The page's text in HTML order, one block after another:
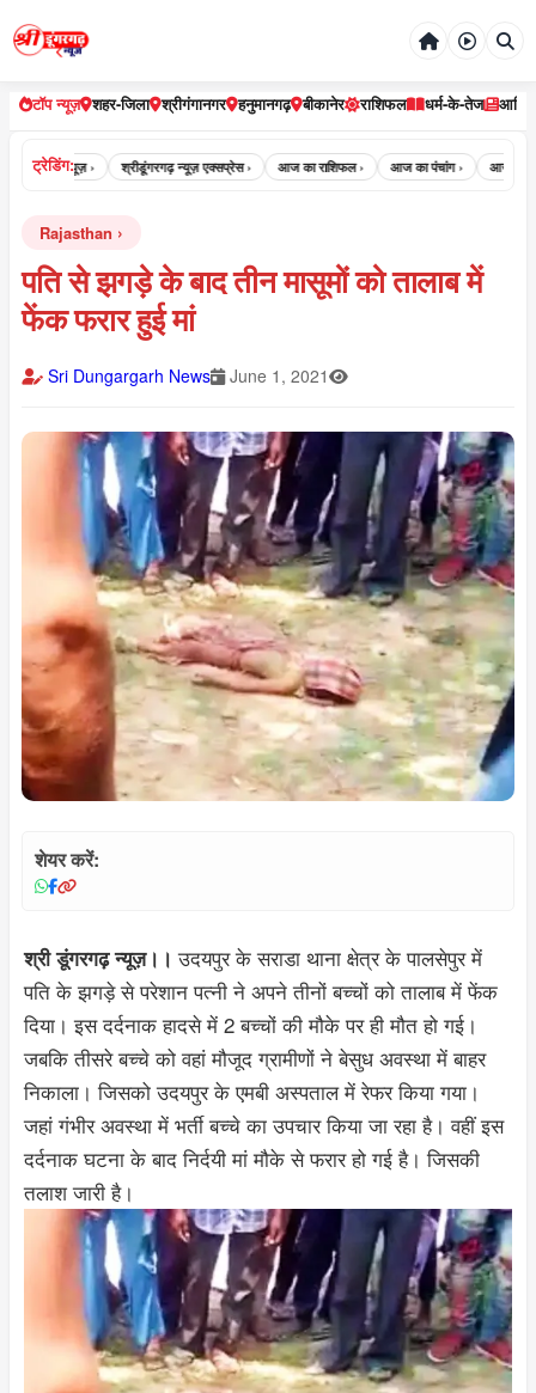
टॉप न्यूज़ शहर-जिला श्रीगंगानगर हनुमानगढ़ बीकानेर राशिफल धर्म-के-तेज
ट्रेडिंग:
न्यूज़ › श्रीडूंगरगढ़ न्यूज़ एक्सप्रेस › आज का राशिफल › आज का पंचांग › आज का पंचांग
Rajasthan
पति से झगड़े के बाद तीन मासूमों को तालाब में
फेंक फरार हुई मां
Sri Dungargarh News June 1, 2021
शेयर करें:
श्री डूंगरगढ़ न्यूज़।। उदयपुर के सराडा थाना क्षेत्र के पालसेपुर में
पति के झगड़े से परेशान पत्नी ने अपने तीनों बच्चों को तालाब में फेंक
दिया। इस दर्दनाक हादसे में 2 बच्चों की मौके पर ही मौत हो गई।
जबकि तीसरे बच्चे को वहां मौजूद ग्रामीणों ने बेसुध अवस्था में बाहर
निकाला। जिसको उदयपुर के एमबी अस्पताल में रेफर किया गया।
जहां गंभीर अवस्था में भर्ती बच्चे का उपचार किया जा रहा है। वहीं इस
दर्दनाक घटना के बाद निर्दयी मां मौके से फरार हो गई है। जिसकी
तलाश जारी है।